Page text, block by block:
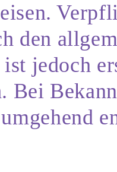
den
jedoch
Bei